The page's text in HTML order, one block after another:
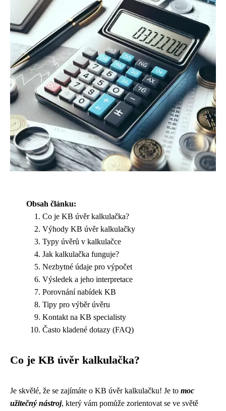
Obsah článku:
Co je KB úvěr kalkulačka?
Výhody KB úvěr kalkulačky
Typy úvěrů v kalkulačce
Jak kalkulačka funguje?
Nezbytné údaje pro výpočet
Výsledek a jeho interpretace
Porovnání nabídek KB
Tipy pro výběr úvěru
Kontakt na KB specialisty
Často kladené dotazy (FAQ)
Co je KB úvěr kalkulačka?
Je skvělé, že se zajímáte o KB úvěr kalkulačku! Je to moc
užitečný nástroj, který vám pomůže zorientovat se ve světě